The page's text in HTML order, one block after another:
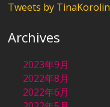
Tweets by TinaKorolin
Archives
2023年9月
2022年8月
2022年6月